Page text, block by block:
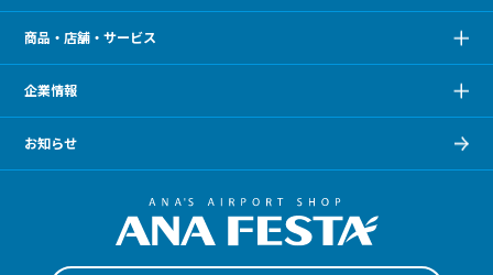
商品・店舗・サービス
企業情報
お知らせ